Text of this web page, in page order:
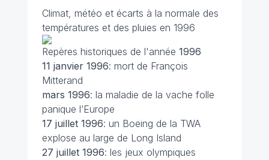
Climat, météo et écarts à la normale des
températures et des pluies en 1996
Repères historiques de l'année 1996
11 janvier 1996: mort de François
Mitterand
mars 1996: la maladie de la vache folle
panique l’Europe
17 juillet 1996: un Boeing de la TWA
explose au large de Long Island
27 juillet 1996: les jeux olympiques